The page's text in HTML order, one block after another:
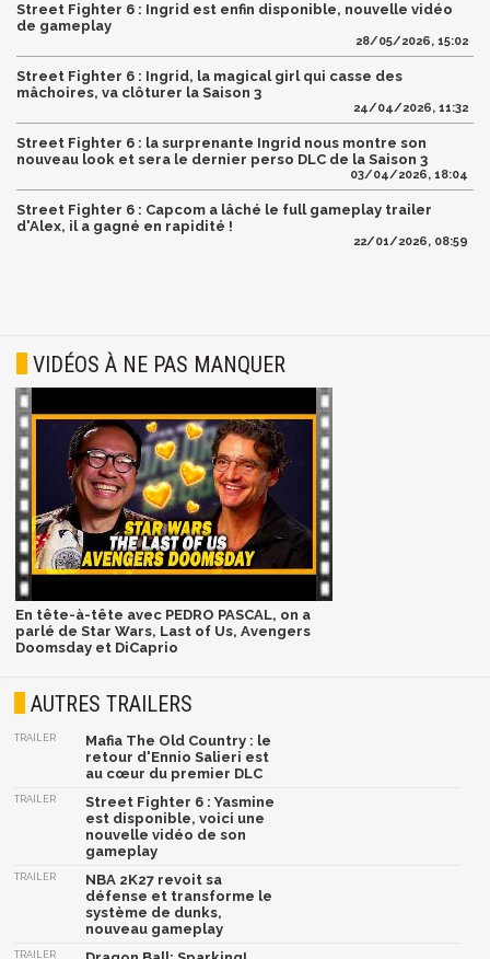
Street Fighter 6 : Ingrid est enfin disponible, nouvelle vidéo
de gameplay
28/05/2026, 15:02
Street Fighter 6 : Ingrid, la magical girl qui casse des
mâchoires, va clôturer la Saison 3
24/04/2026, 11:32
Street Fighter 6 : la surprenante Ingrid nous montre son
nouveau look et sera le dernier perso DLC de la Saison 3
03/04/2026, 18:04
Street Fighter 6 : Capcom a lâché le full gameplay trailer
d'Alex, il a gagné en rapidité !
22/01/2026, 08:59
VIDÉOS À NE PAS MANQUER
En tête-à-tête avec PEDRO PASCAL, on a
parlé de Star Wars, Last of Us, Avengers
Doomsday et DiCaprio
AUTRES TRAILERS
TRAILER
Mafia The Old Country : le
retour d'Ennio Salieri est
au cœur du premier DLC
TRAILER
Street Fighter 6 : Yasmine
est disponible, voici une
nouvelle vidéo de son
gameplay
TRAILER
NBA 2K27 revoit sa
défense et transforme le
système de dunks,
nouveau gameplay
TRAILER